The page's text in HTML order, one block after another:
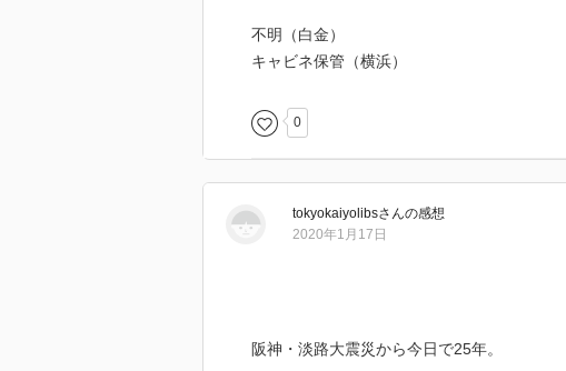
不明（白金）
キャビネ保管（横浜）
0
tokyokaiyolibsさんの感想
2020年1月17日
阪神・淡路大震災から今日で25年。